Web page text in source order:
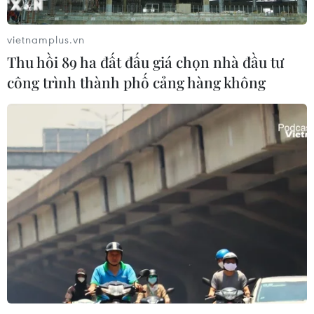
Chuyên gia Nga vạch trần thủ đoạn đánh
cắp dữ liệu cá nhân của tin tặc
13/07/2019 13:47
Thư điện tử và tin nhắn qua điện thoại di động (SMS)
đính kèm các tệp tin độc hại vẫn đang là phương thức
chính để tin tặc đánh cắp tiền và dữ liệu cá nhân của
người dùng Internet.
vietnamplus.vn
Thu hồi 89 ha đất đấu giá chọn nhà đầu tư
công trình thành phố cảng hàng không